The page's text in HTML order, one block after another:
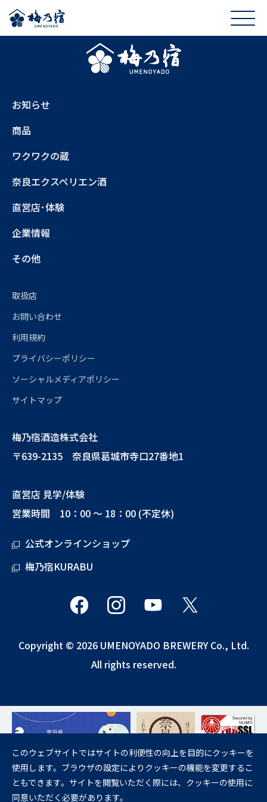
お知らせ
商品
ワクワクの蔵
奈良エクスペリエン酒
直営店･体験
企業情報
その他
取扱店
お問い合わせ
利用規約
プライバシーポリシー
ソーシャルメディアポリシー
サイトマップ
梅乃宿酒造株式会社
〒639-2135 奈良県葛城市寺口27番地1
直営店 見学/体験
営業時間 10：00 ～ 18：00 (不定休)
公式オンラインショップ
梅乃宿KURABU
Copyright © 2026 UMENOYADO BREWERY Co., Ltd.
All rights reserved.
飲酒は20歳になってから。
妊娠中や授乳期の飲酒は、胎児・乳児の発育に悪影響を与えるおそれが
あります。
このウェブサイトではサイトの利便性の向上を目的にクッキーを
使用します。ブラウザの設定によりクッキーの機能を変更するこ
ともできます。サイトを閲覧いただく際には、クッキーの使用に
同意いただく必要があります。